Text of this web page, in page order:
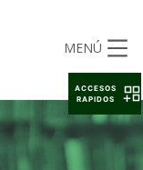
MENÚ
ACCESOS
RAPIDOS